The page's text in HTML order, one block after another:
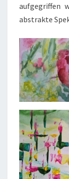
aufgegriffen
abstrakte